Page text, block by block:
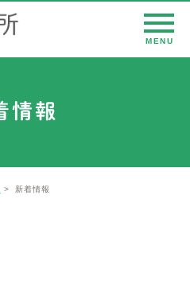
情報
新着情報